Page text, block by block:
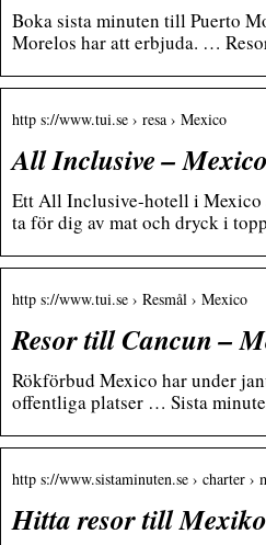
Boka sista minuten till Puerto
Morelos har att erbjuda. …
http s://www.tui.se › resa › Mexico
All Inclusive –
Ett All Inclusive-hotell i Mexico
ta för dig av mat och dryck i
http s://www.tui.se › Resmål › Mexico
Resor till Cancun –
Rökförbud Mexico har under
offentliga platser … Sista
http s://www.sistaminuten.se › charter ›
Hitta resor till